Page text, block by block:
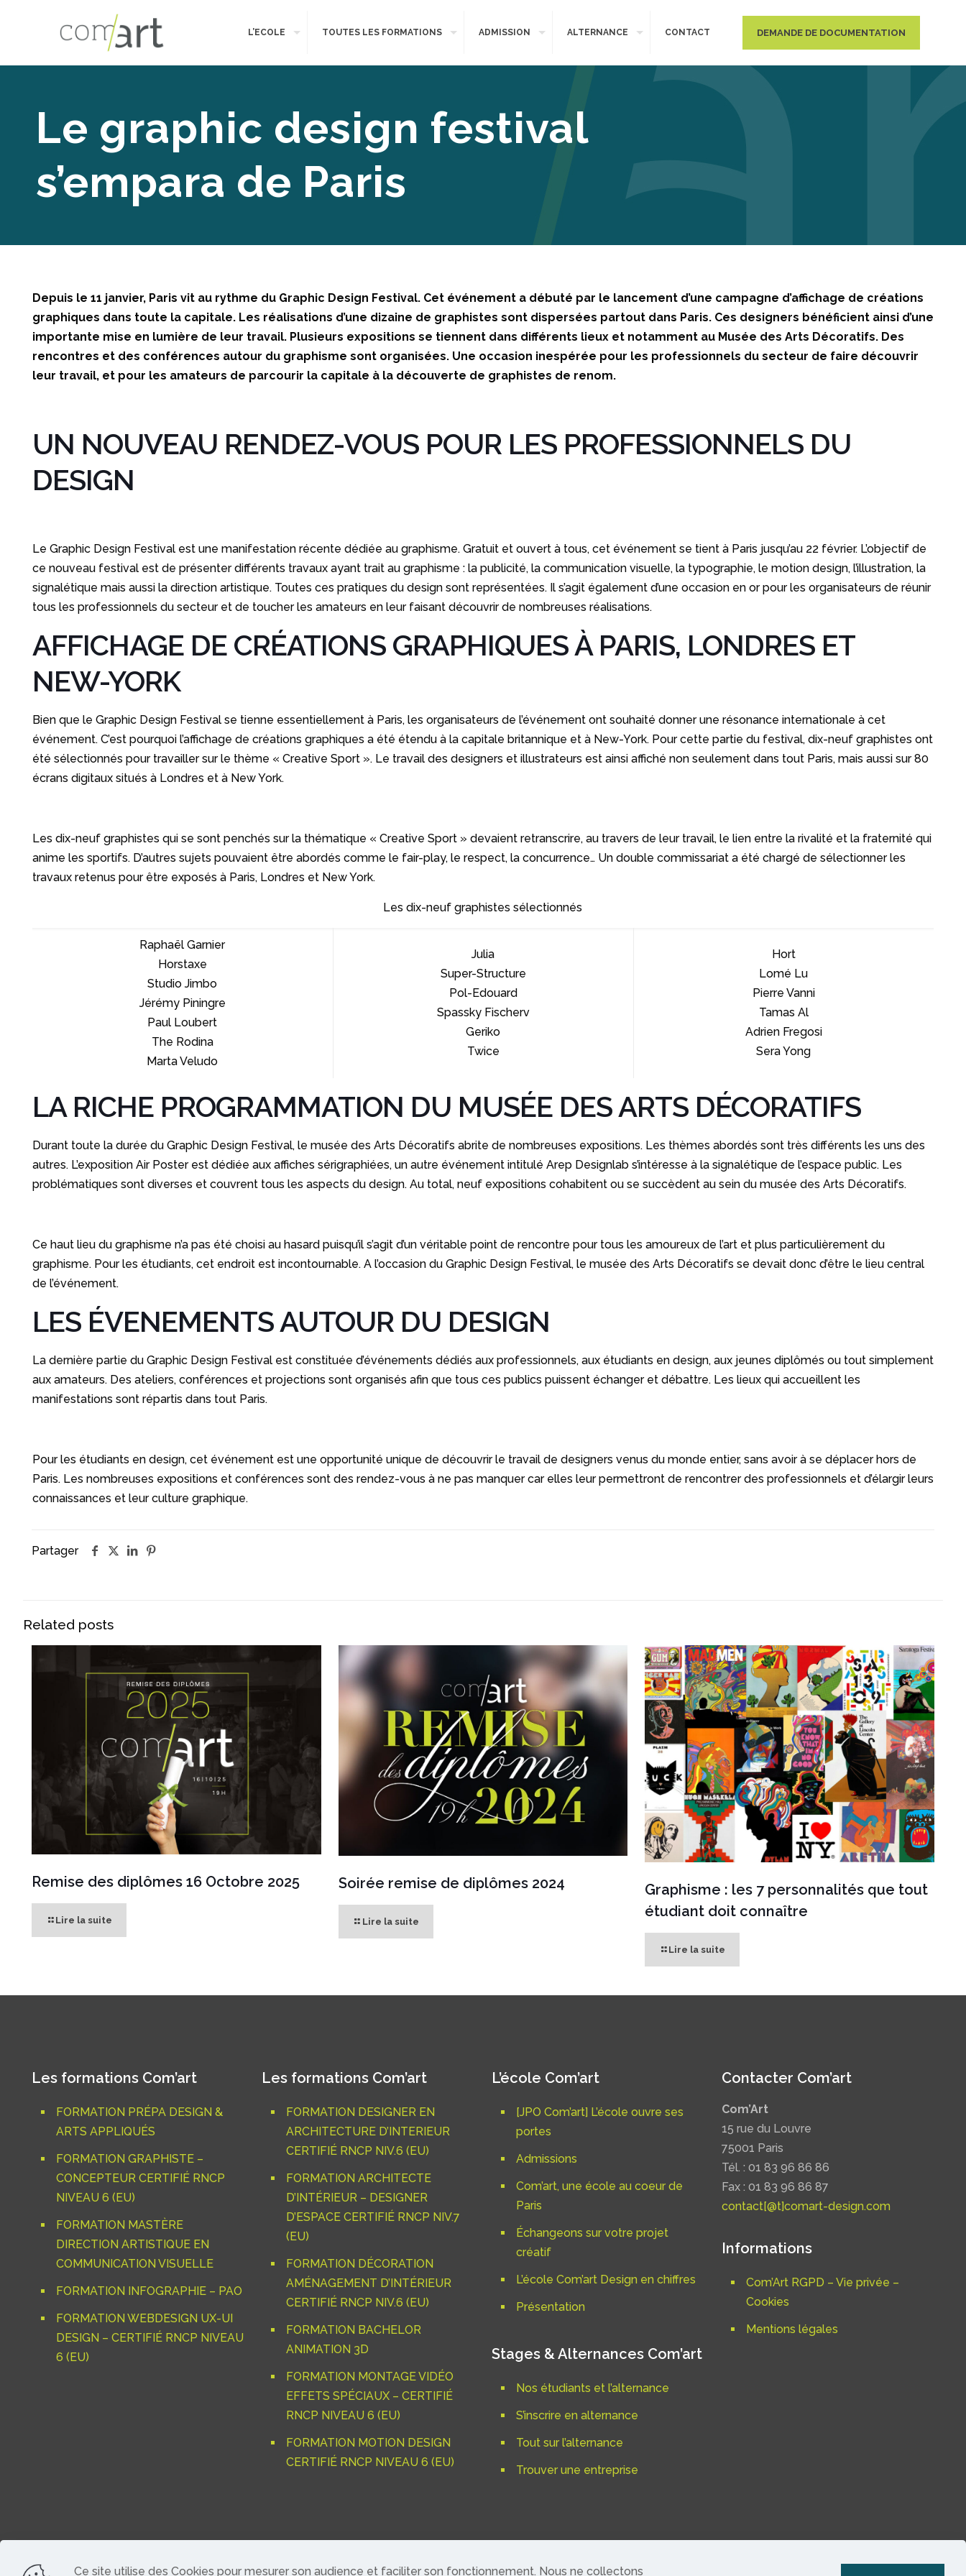
L’ECOLE TOUTES LES FORMATIONS ADMISSION ALTERNANCE CONTACT DEMANDE DE DOCUMENTATION
Le graphic design festival
s’empara de Paris
Depuis le 11 janvier, Paris vit au rythme du Graphic Design Festival. Cet événement a débuté par le lancement d’une campagne d’affichage de créations
graphiques dans toute la capitale. Les réalisations d’une dizaine de graphistes sont dispersées partout dans Paris. Ces designers bénéficient ainsi d’une
importante mise en lumière de leur travail. Plusieurs expositions se tiennent dans différents lieux et notamment au Musée des Arts Décoratifs. Des
rencontres et des conférences autour du graphisme sont organisées. Une occasion inespérée pour les professionnels du secteur de faire découvrir
leur travail, et pour les amateurs de parcourir la capitale à la découverte de graphistes de renom.
UN NOUVEAU RENDEZ-VOUS POUR LES PROFESSIONNELS DU
DESIGN
Le Graphic Design Festival est une manifestation récente dédiée au graphisme. Gratuit et ouvert à tous, cet événement se tient à Paris jusqu’au 22 février. L’objectif de
ce nouveau festival est de présenter différents travaux ayant trait au graphisme : la publicité, la communication visuelle, la typographie, le motion design, l’illustration, la
signalétique mais aussi la direction artistique. Toutes ces pratiques du design sont représentées. Il s’agit également d’une occasion en or pour les organisateurs de réunir
tous les professionnels du secteur et de toucher les amateurs en leur faisant découvrir de nombreuses réalisations.
AFFICHAGE DE CRÉATIONS GRAPHIQUES À PARIS, LONDRES ET
NEW-YORK
Bien que le Graphic Design Festival se tienne essentiellement à Paris, les organisateurs de l’événement ont souhaité donner une résonance internationale à cet
événement. C’est pourquoi l’affichage de créations graphiques a été étendu à la capitale britannique et à New-York. Pour cette partie du festival, dix-neuf graphistes ont
été sélectionnés pour travailler sur le thème « Creative Sport ». Le travail des designers et illustrateurs est ainsi affiché non seulement dans tout Paris, mais aussi sur 80
écrans digitaux situés à Londres et à New York.
Les dix-neuf graphistes qui se sont penchés sur la thématique « Creative Sport » devaient retranscrire, au travers de leur travail, le lien entre la rivalité et la fraternité qui
anime les sportifs. D’autres sujets pouvaient être abordés comme le fair-play, le respect, la concurrence… Un double commissariat a été chargé de sélectionner les
travaux retenus pour être exposés à Paris, Londres et New York.
Les dix-neuf graphistes sélectionnés
Raphaël Garnier
Horstaxe
Studio Jimbo
Jérémy Piningre
Paul Loubert
The Rodina
Marta Veludo
Julia
Super-Structure
Pol-Edouard
Spassky Fischerv
Geriko
Twice
Hort
Lomé Lu
Pierre Vanni
Tamas Al
Adrien Fregosi
Sera Yong
LA RICHE PROGRAMMATION DU MUSÉE DES ARTS DÉCORATIFS
Durant toute la durée du Graphic Design Festival, le musée des Arts Décoratifs abrite de nombreuses expositions. Les thèmes abordés sont très différents les uns des
autres. L’exposition Air Poster est dédiée aux affiches sérigraphiées, un autre événement intitulé Arep Designlab s’intéresse à la signalétique de l’espace public. Les
problématiques sont diverses et couvrent tous les aspects du design. Au total, neuf expositions cohabitent ou se succèdent au sein du musée des Arts Décoratifs.
Ce haut lieu du graphisme n’a pas été choisi au hasard puisqu’il s’agit d’un véritable point de rencontre pour tous les amoureux de l’art et plus particulièrement du
graphisme. Pour les étudiants, cet endroit est incontournable. A l’occasion du Graphic Design Festival, le musée des Arts Décoratifs se devait donc d’être le lieu central
de l’événement.
LES ÉVENEMENTS AUTOUR DU DESIGN
La dernière partie du Graphic Design Festival est constituée d’événements dédiés aux professionnels, aux étudiants en design, aux jeunes diplômés ou tout simplement
aux amateurs. Des ateliers, conférences et projections sont organisés afin que tous ces publics puissent échanger et débattre. Les lieux qui accueillent les
manifestations sont répartis dans tout Paris.
Pour les étudiants en design, cet événement est une opportunité unique de découvrir le travail de designers venus du monde entier, sans avoir à se déplacer hors de
Paris. Les nombreuses expositions et conférences sont des rendez-vous à ne pas manquer car elles leur permettront de rencontrer des professionnels et d’élargir leurs
connaissances et leur culture graphique.
Partager
Related posts
Remise des diplômes 16 Octobre 2025
Lire la suite
Soirée remise de diplômes 2024
Lire la suite
Graphisme : les 7 personnalités que tout
étudiant doit connaître
Lire la suite
Les formations Com’art
FORMATION PRÉPA DESIGN &
ARTS APPLIQUÉS
FORMATION GRAPHISTE –
CONCEPTEUR CERTIFIÉ RNCP
NIVEAU 6 (EU)
FORMATION MASTÈRE
DIRECTION ARTISTIQUE EN
COMMUNICATION VISUELLE
FORMATION INFOGRAPHIE – PAO
FORMATION WEBDESIGN UX-UI
DESIGN – CERTIFIÉ RNCP NIVEAU
6 (EU)
Les formations Com’art
FORMATION DESIGNER EN
ARCHITECTURE D’INTERIEUR
CERTIFIÉ RNCP NIV.6 (EU)
FORMATION ARCHITECTE
D’INTÉRIEUR – DESIGNER
D’ESPACE CERTIFIÉ RNCP NIV.7
(EU)
FORMATION DÉCORATION
AMÉNAGEMENT D’INTÉRIEUR
CERTIFIÉ RNCP NIV.6 (EU)
FORMATION BACHELOR
ANIMATION 3D
FORMATION MONTAGE VIDÉO
EFFETS SPÉCIAUX – CERTIFIÉ
RNCP NIVEAU 6 (EU)
FORMATION MOTION DESIGN
CERTIFIÉ RNCP NIVEAU 6 (EU)
L’école Com’art
[JPO Com’art] L’école ouvre ses
portes
Admissions
Com’art, une école au coeur de
Paris
Échangeons sur votre projet
créatif
L’école Com’art Design en chiffres
Présentation
Stages & Alternances Com’art
Nos étudiants et l’alternance
S’inscrire en alternance
Tout sur l’alternance
Trouver une entreprise
Contacter Com’art
Com’Art
15 rue du Louvre
75001 Paris
Tél. : 01 83 96 86 86
Fax : 01 83 96 86 87
contact[@t]comart-design.com
Informations
Com’Art RGPD – Vie privée –
Cookies
Mentions légales
Ce site utilise des Cookies pour mesurer son audience et faciliter son fonctionnement. Nous ne collectons